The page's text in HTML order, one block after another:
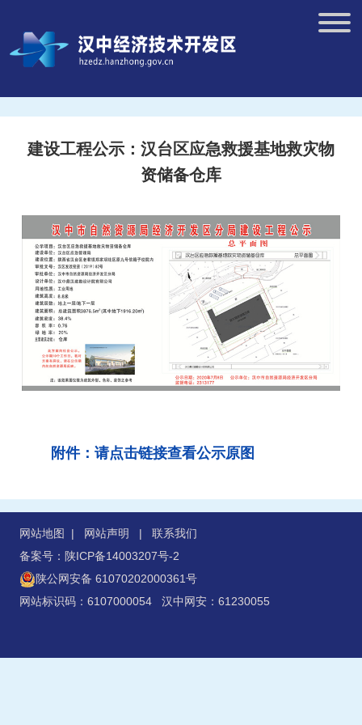
建设工程公示：汉台区应急救援基地救灾物
资储备仓库
附件：请点击链接查看公示原图
网站地图 | 网站声明 | 联系我们
备案号：陕ICP备14003207号-2
陕公网安备 61070202000361号
网站标识码：6107000054 汉中网安：61230055